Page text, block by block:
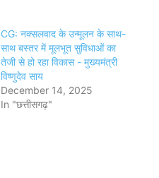
CG: नक्सलवाद के उन्मूलन के साथ-
साथ बस्तर में मूलभूत सुविधाओं का
तेजी से हो रहा विकास - मुख्यमंत्री
विष्णुदेव साय
December 14, 2025
In "छत्तीसगढ़"